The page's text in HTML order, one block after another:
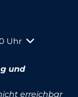
Uhr
und
erreichbar